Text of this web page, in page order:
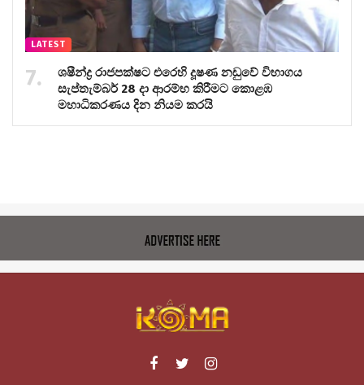
LATEST
ශෂීන්ද්‍ර රාජපක්ෂට එරෙහි දූෂණ නඩුවේ විභාගය
සැප්තැම්බර් 28 දා ආරම්භ කිරීමට කොළඹ
මහාධිකරණය දින නියම කරයි